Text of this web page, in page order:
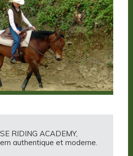
RIDING ACADEMY,
authentique et moderne.